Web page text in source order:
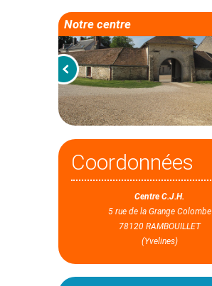
Notre centre
Coordonnées
Centre C.J.H.
5 rue de la Grange Colombe
78120 RAMBOUILLET
(Yvelines)